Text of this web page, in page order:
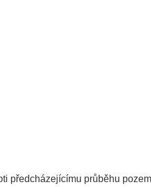
předcházejícímu průběhu